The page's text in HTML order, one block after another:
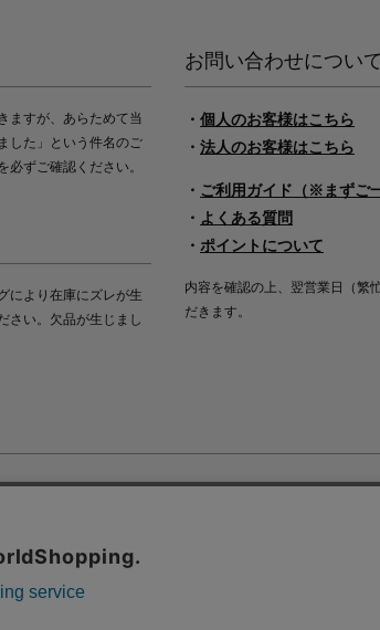
ますが、あらためて当
した」という件名のご
ずご確認ください。
により在庫にズレが生
さい。欠品が生じまし
お問い合わせについて
・ 個人のお客様はこちら
・ 法人のお客様はこちら
・ ご利用ガイド（※まずご
・ よくある質問
・ ポイントについて
内容を確認の上、翌営業日（繁
だきます。